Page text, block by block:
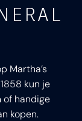
Martha’s
kun je
of handige
kopen.